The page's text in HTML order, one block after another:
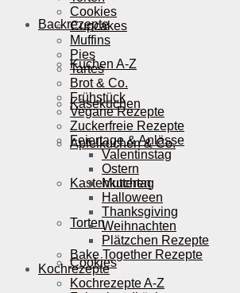
Backrezepte
Kuchen A-Z
Käsekuchen
Apfelkuchen & Co.
Kastenkuchen
Torten
Cookies
Cookies
Cupcakes
Muffins
Pies
Tartes
Brot & Co.
Frühstück
Vegane Rezepte
Zuckerfreie Rezepte
Feiertage & Anlässe
Valentinstag
Ostern
Muttertag
Halloween
Thanksgiving
Weihnachten
Plätzchen Rezepte
Bake Together Rezepte
Kochrezepte
Kochrezepte A-Z